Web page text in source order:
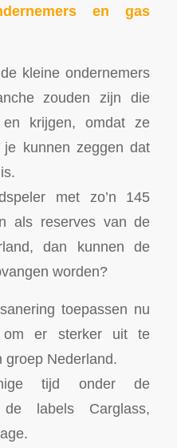
en gas
kleine ondernemers
zouden zijn die
krijgen, omdat ze
je kunnen zeggen dat
met zo’n 145
als reserves van de
dan kunnen de
worden?
toepassen nu
om er sterker uit te
groep Nederland.
tijd onder de
de labels Carglass,